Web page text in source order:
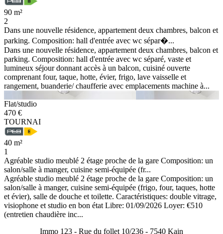
90 m²
2
Dans une nouvelle résidence, appartement deux chambres, balcon et
parking. Composition: hall d'entrée avec wc sépar�...
Dans une nouvelle résidence, appartement deux chambres, balcon et
parking. Composition: hall d'entrée avec wc séparé, vaste et
lumineux séjour donnant accès à un balcon, cuisiné ouverte
comprenant four, taque, hotte, évier, frigo, lave vaisselle et
rangement, buanderie/ chaufferie avec emplacements machine à...
Flat/studio
470 €
TOURNAI
40 m²
1
Agréable studio meublé 2 étage proche de la gare Composition: un
salon/salle à manger, cuisine semi-équipée (fr...
Agréable studio meublé 2 étage proche de la gare Composition: un
salon/salle à manger, cuisine semi-équipée (frigo, four, taques, hotte
et évier), salle de douche et toilette. Caractéristiques: double vitrage,
visiophone et studio en bon état Libre: 01/09/2026 Loyer: €510
(entretien chaudière inc...
Immo 123 - Rue du follet 10/236 - 7540 Kain